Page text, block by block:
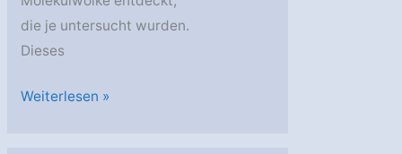
die je untersucht wurden.
Dieses
MPE:
Weiterlesen »